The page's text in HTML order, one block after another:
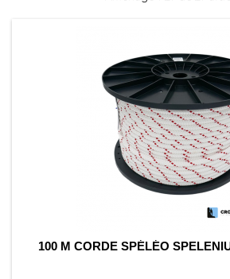
100 M CORDE SPÉLÉO